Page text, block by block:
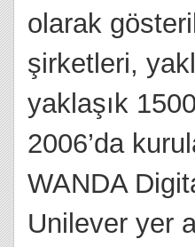
olarak
şirketleri,
yaklaşık
2006’da
WANDA
Unilever yer